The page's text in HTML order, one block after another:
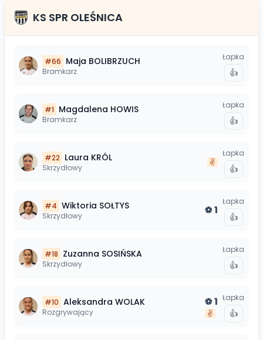
KS SPR OLEŚNICA
#66 Maja BOLIBRZUCH
Bramkarz
Łapka
👍
#1 Magdalena HOWIS
Bramkarz
Łapka
👍
#22 Laura KRÓL
Skrzydłowy
✌️
Łapka
👍
#4 Wiktoria SOŁTYS
Skrzydłowy ⚽ 1
Łapka
👍
#18 Zuzanna SOSIŃSKA
Skrzydłowy
Łapka
👍
#10 Aleksandra WOLAK
Rozgrywający
⚽ 1
✌️
Łapka
👍